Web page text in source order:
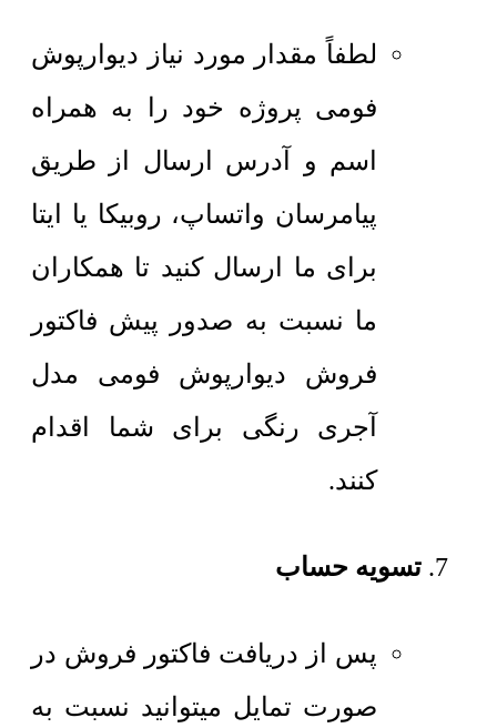
لطفاً مقدار مورد نیاز دیوارپوش
فومی پروژه خود را به همراه
اسم و آدرس ارسال از طریق
پیامرسان واتساپ، روبیکا یا ایتا
برای ما ارسال کنید تا همکاران
ما نسبت به صدور پیش فاکتور
فروش دیوارپوش فومی مدل
آجری رنگی برای شما اقدام
کنند.
تسویه حساب
پس از دریافت فاکتور فروش در
صورت تمایل میتوانید نسبت به